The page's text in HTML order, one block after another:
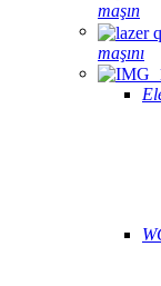
maşın
maşını